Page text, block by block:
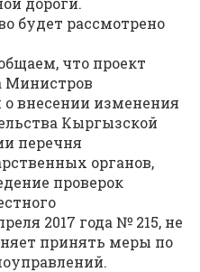
будет рассмотрено
что проект
Министров
внесении изменения
Кыргызской
перечня
органов,
проверок
2017 года № 215, не
принять меры по